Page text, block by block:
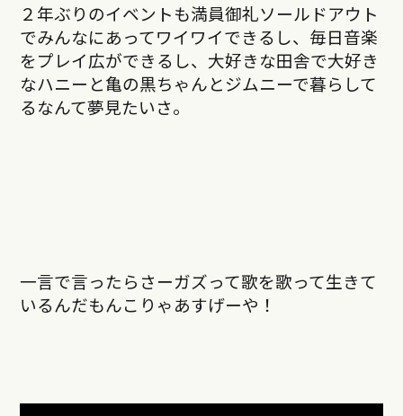
２年ぶりのイベントも満員御礼ソールドアウト
でみんなにあってワイワイできるし、毎日音楽
をプレイ広ができるし、大好きな田舎で大好き
なハニーと亀の黒ちゃんとジムニーで暮らして
るなんて夢見たいさ。
一言で言ったらさーガズって歌を歌って生きて
いるんだもんこりゃあすげーや！